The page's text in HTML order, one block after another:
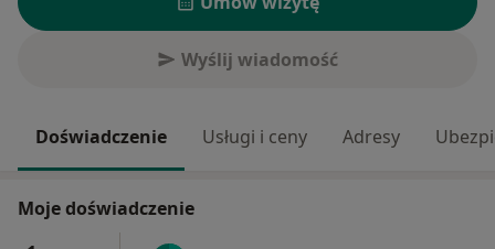
Wyślij wiadomość
Doświadczenie Usługi i ceny Adresy
Moje doświadczenie